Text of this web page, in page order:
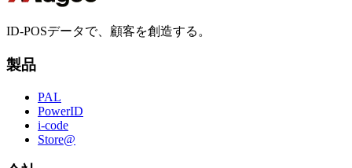
ID-POSデータで、顧客を創造する。
製品
PAL
PowerID
i-code
Store@